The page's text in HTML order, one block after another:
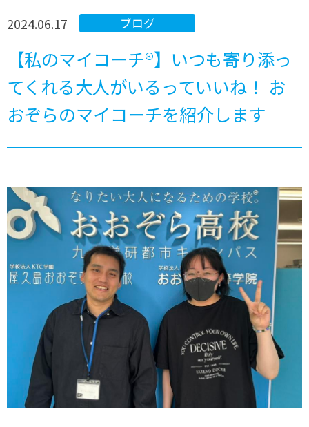
ブログ
2024.06.17
【私のマイコーチ®】いつも寄り添っ
てくれる大人がいるっていいね！ お
おぞらのマイコーチを紹介します